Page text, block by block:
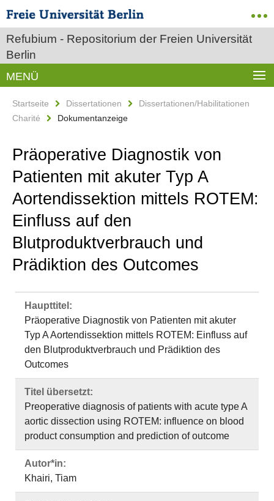
Refubium - Repositorium der Freien Universität
Berlin
MENÜ
Startseite Dissertationen
Dissertationen/Habilitationen
Charité
Dokumentanzeige
Präoperative Diagnostik von
Patienten mit akuter Typ A
Aortendissektion mittels ROTEM:
Einfluss auf den
Blutproduktverbrauch und
Prädiktion des Outcomes
Haupttitel:
Präoperative Diagnostik von Patienten mit akuter
Typ A Aortendissektion mittels ROTEM: Einfluss auf
den Blutproduktverbrauch und Prädiktion des
Outcomes
Titel übersetzt:
Preoperative diagnosis of patients with acute type A
aortic dissection using ROTEM: influence on blood
product consumption and prediction of outcome
Autor*in:
Khairi, Tiam